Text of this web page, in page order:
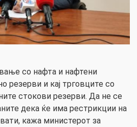
со нафта и нафтени
резерви и кај трговците со
стокови резерви. Да не се
дека ќе има рестрикции на
кажа министерот за